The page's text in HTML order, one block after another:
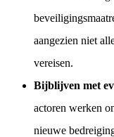
aangezien niet
vereisen.
Bijblijven met
actoren werken
nieuwe